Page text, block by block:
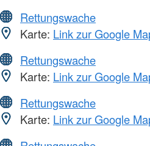
Rettungswache
Karte: Link zur Google
Rettungswache
Karte: Link zur Google
Rettungswache
Karte: Link zur Google